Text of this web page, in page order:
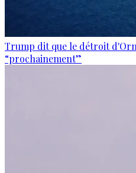
Trump dit que le détroit
“prochainement”